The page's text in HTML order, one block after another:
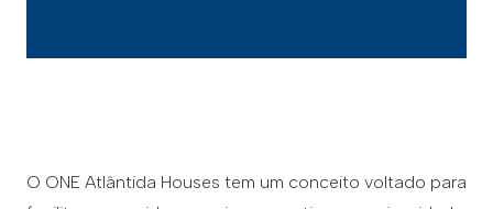
O ONE Atlântida Houses tem um conceito voltado para